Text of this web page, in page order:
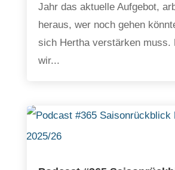
Jahr das aktuelle Aufgebot,
heraus, wer noch gehen
sich Hertha verstärken muss.
wir...